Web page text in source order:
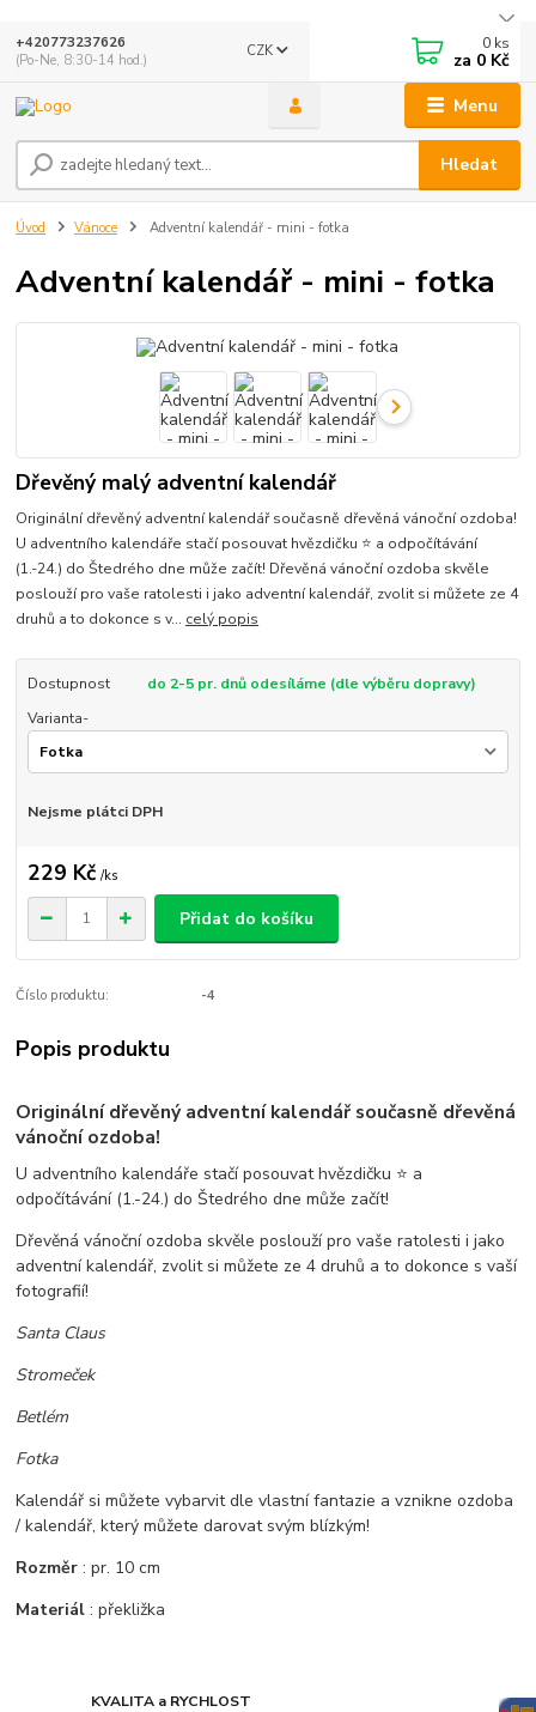
Menu
CZK
Hledat
+420773237626
(Po-Ne, 8:30-14 hod.)
0 ks
za 0 Kč
Úvod Vánoce Adventní kalendář - mini - fotka
Adventní kalendář - mini - fotka
Dřevěný malý adventní kalendář
Originální dřevěný adventní kalendář současně dřevěná vánoční ozdoba!
U adventního kalendáře stačí posouvat hvězdičku ⭐ a odpočítávání
(1.-24.) do Štedrého dne může začít! Dřevěná vánoční ozdoba skvěle
poslouží pro vaše ratolesti i jako adventní kalendář, zvolit si můžete ze 4
druhů a to dokonce s v... celý popis
Dostupnost
do 2-5 pr. dnů odesíláme (dle výběru dopravy)
Varianta-
Nejsme plátci DPH
229 Kč /ks
Přidat do košíku
Číslo produktu: -4
KVALITA a RYCHLOST
Popis produktu
Originální dřevěný adventní kalendář současně dřevěná
vánoční ozdoba!
U adventního kalendáře stačí posouvat hvězdičku ⭐ a
odpočítávání (1.-24.) do Štedrého dne může začít!
Dřevěná vánoční ozdoba skvěle poslouží pro vaše ratolesti i jako
adventní kalendář, zvolit si můžete ze 4 druhů a to dokonce s vaší
fotografií!
Santa Claus
Stromeček
Betlém
Fotka
Kalendář si můžete vybarvit dle vlastní fantazie a vznikne ozdoba
/ kalendář, který můžete darovat svým blízkým!
Rozměr: pr. 10 cm
Materiál: překližka